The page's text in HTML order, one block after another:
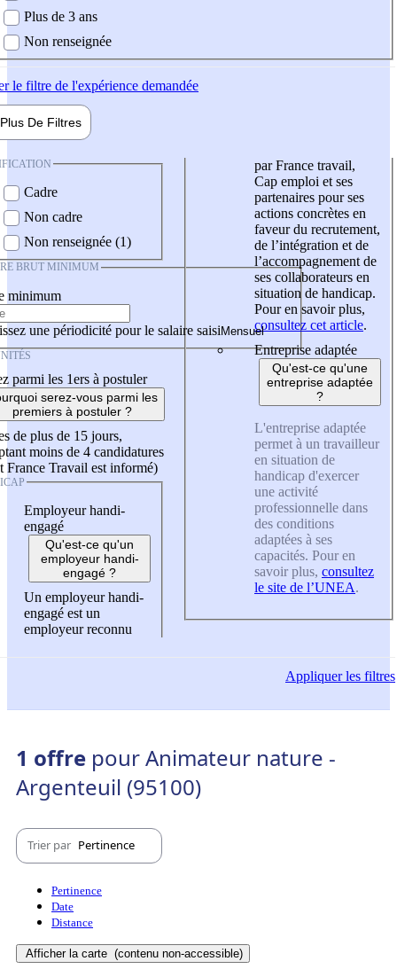
Plus de 3 ans
Non renseignée
le filtre de l'expérience demandée
Plus De Filtres
Cadre
Non cadre
Non renseignée (1)
BRUT MINIMUM
minimum
une périodicité pour le salaire saisi
parmi les 1ers à postuler
serez-vous parmi les
premiers à postuler ?
de plus de 15 jours,
moins de 4 candidatures
France Travail est informé)
Employeur handi-
engagé
Qu'est-ce qu'un
employeur handi-
engagé ?
Un employeur handi-
engagé est un
employeur reconnu
par France travail,
Cap emploi et ses
partenaires pour ses
actions concrètes en
faveur du recrutement,
de l’intégration et de
l’accompagnement de
ses collaborateurs en
situation de handicap.
Pour en savoir plus,
consultez cet article.
Entreprise adaptée
Qu'est-ce qu'une
entreprise adaptée
?
L'entreprise adaptée
permet à un travailleur
en situation de
handicap d'exercer
une activité
professionnelle dans
des conditions
adaptées à ses
capacités. Pour en
savoir plus, consultez
le site de l’UNEA.
Appliquerles filtres
1 offre pour Animateur nature -
Argenteuil (95100)
Trier par Pertinence
Pertinence
Date
Distance
Afficher la carte (contenu non-accessible)